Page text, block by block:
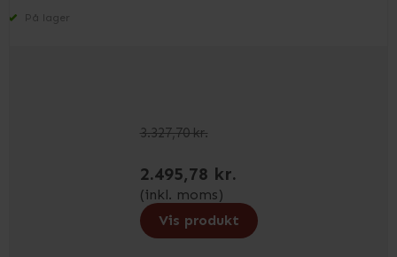
På lager
3.327,70 kr.
2.495,78 kr.
(inkl. moms)
Vis produkt